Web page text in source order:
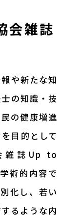
会雑誌
や新たな知
の知識・技
の健康増進
目的として
雑誌Up to
術的内容で
化し、若い
るような内